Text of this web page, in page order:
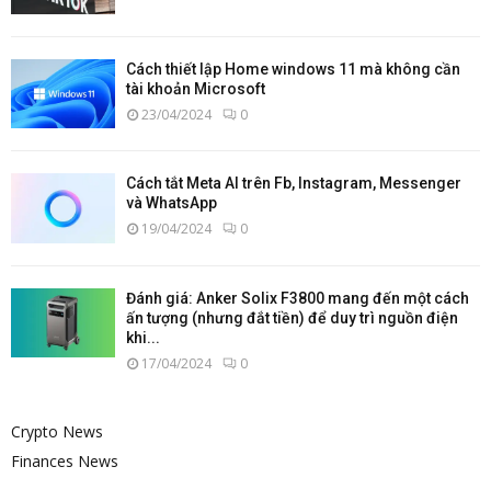
Cách thiết lập Home windows 11 mà không cần
tài khoản Microsoft
23/04/2024 0
Cách tắt Meta AI trên Fb, Instagram, Messenger
và WhatsApp
19/04/2024 0
Đánh giá: Anker Solix F3800 mang đến một cách
ấn tượng (nhưng đắt tiền) để duy trì nguồn điện
khi...
17/04/2024 0
Crypto News
Finances News